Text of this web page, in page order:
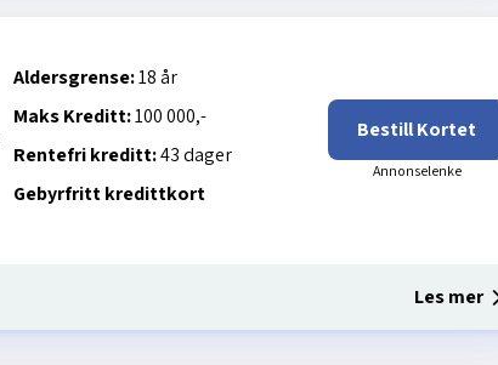
Aldersgrense:18 år
Maks Kreditt:100 000,-
Rentefri kreditt:43 dager
Gebyrfritt kredittkort
Bestill Kortet
Les mer